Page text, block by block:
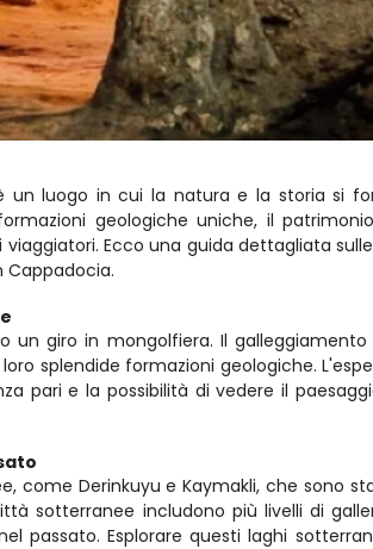
un luogo in cui la natura e la storia si
geologiche uniche, il
Ecco una guida dettagliata
Cappadocia.
un giro in mongolfiera. Il
splendide formazioni geologiche.
pari e la possibilità di vedere il
come Derinkuyu e Kaymakli, che sono
sotterranee includono più livelli di
passato. Esplorare questi laghi